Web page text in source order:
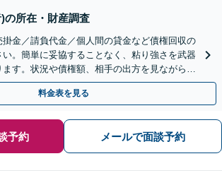
の所在・財産調査
掛金／請負代金／個人間の貸金など債権回収の
。簡単に妥協することなく、粘り強さを武器
す。状況や債権額、相手の出方を見ながら、
に対応いたします【土日祝対応可】
料金表を見る
予約 メールで面談予約